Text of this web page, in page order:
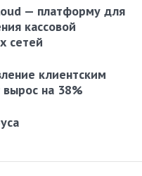
— платформу для
кассовой
сетей
клиентским
вырос на 38%